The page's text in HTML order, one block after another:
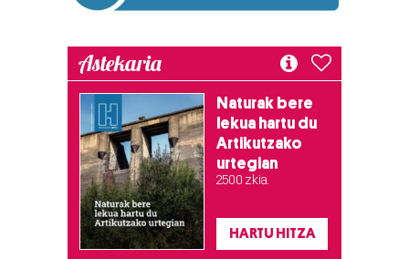
Astekaria
Naturak bere
lekua hartu du
Artikutzako
urtegian
2.500 zkia.
HARTU HITZA